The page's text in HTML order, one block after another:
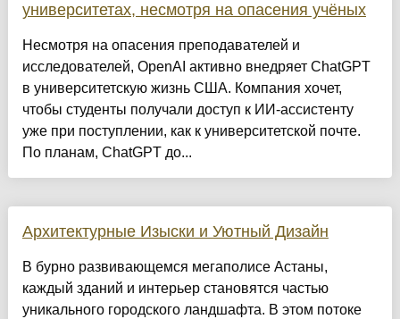
университетах, несмотря на опасения учёных
Несмотря на опасения преподавателей и
исследователей, OpenAI активно внедряет ChatGPT
в университетскую жизнь США. Компания хочет,
чтобы студенты получали доступ к ИИ-ассистенту
уже при поступлении, как к университетской почте.
По планам, ChatGPT до...
Архитектурные Изыски и Уютный Дизайн
​В бурно развивающемся мегаполисе Астаны,
каждый зданий и интерьер становятся частью
уникального городского ландшафта. В этом потоке